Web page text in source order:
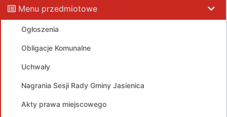
Menu przedmiotowe
Ogłoszenia
Obligacje Komunalne
Uchwały
Nagrania Sesji Rady Gminy Jasienica
Akty prawa miejscowego